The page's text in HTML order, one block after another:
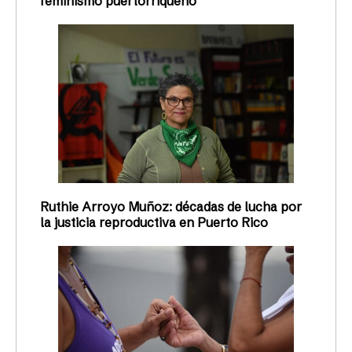
Ruthie Arroyo Muñoz: décadas de lucha por
la justicia reproductiva en Puerto Rico